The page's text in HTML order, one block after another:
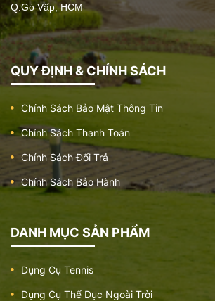
Q.Gò Vấp, HCM
QUY ĐỊNH & CHÍNH SÁCH
Chính Sách Bảo Mật Thông Tin
Chính Sách Thanh Toán
Chính Sách Đổi Trả
Chính Sách Bảo Hành
DANH MỤC SẢN PHẨM
Dụng Cụ Tennis
Dụng Cụ Thể Dục Ngoài Trời